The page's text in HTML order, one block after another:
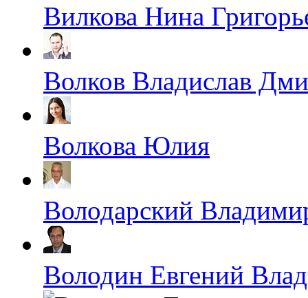
Вилкова Нина
Волков Владислав
Волкова Юлия
Володарский
Володин Евгений